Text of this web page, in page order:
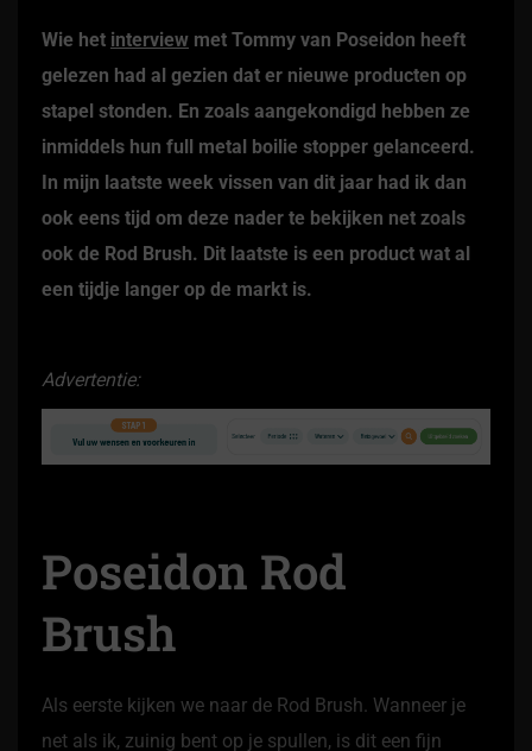
Wie het interview met Tommy van Poseidon heeft
gelezen had al gezien dat er nieuwe producten op
stapel stonden. En zoals aangekondigd hebben ze
inmiddels hun full metal boilie stopper gelanceerd.
In mijn laatste week vissen van dit jaar had ik dan
ook eens tijd om deze nader te bekijken net zoals
ook de Rod Brush. Dit laatste is een product wat al
een tijdje langer op de markt is.
Advertentie:
Poseidon Rod
Brush
Als eerste kijken we naar de Rod Brush. Wanneer je
net als ik, zuinig bent op je spullen, is dit een fijn